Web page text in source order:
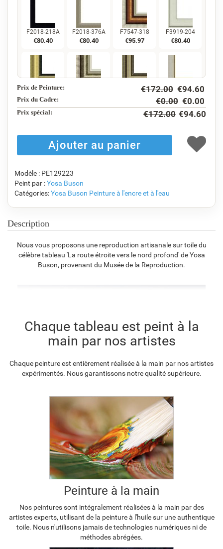
F2018-218A
€80.40
F2018-376A
€80.40
F7547-318
€95.97
F3919-204
€80.40
F5130-234
€115.96
F5429-258 F3013-236
€85.41
F1823-204
€90.45
F8645-298
€150.75
F6537-236
€79.97
F7034-298
€
F8645-296
103.96
F4613-236
€80.75
F5130-204
€116.41
F6035-220
€104.79
€95.86
Prix de Peinture: €172.00 €94.60
Prix du Cadre: €0.00 €0.00
Prix ​​spécial: €172.00 €94.60
Modèle : PE129223
Peint par :Yosa Buson
Catégories:Yosa Buson Peinture à l'encre et à l'eau
Description
Nous vous proposons une reproduction artisanale sur toile du
célèbre tableau 'La route étroite vers le nord profond' de Yosa
Buson, provenant du Musée de la Reproduction.
Chaque tableau est peint à la
main par nos artistes
Chaque peinture est entièrement réalisée à la main par nos artistes
expérimentés. Nous garantissons notre qualité supérieure.
Peinture à la main
Nos peintures sont intégralement réalisées à la main par des
artistes experts, utilisant de la peinture à l'huile sur une authentique
toile. Nous n'utilisons jamais de technologies numériques ni de
méthodes abrégées.